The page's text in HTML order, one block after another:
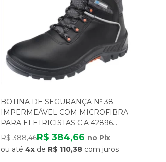
BOTINA DE SEGURANÇA Nº 38
IMPERMEÁVEL COM MICROFIBRA
PARA ELETRICISTAS C.A 42896
CÓD. 700455 38
R$ 388,46R$ 384,66 no Pix
ou até 4xde R$ 110,38 com juros